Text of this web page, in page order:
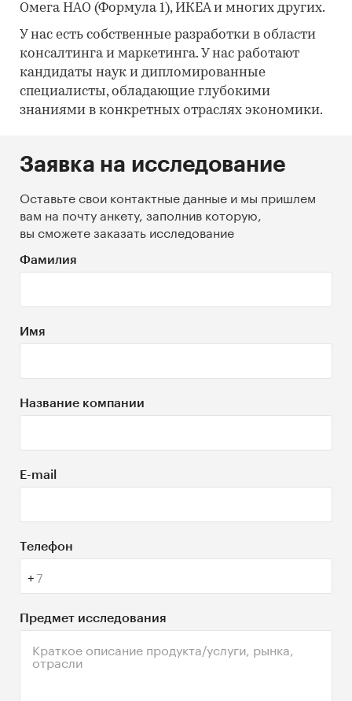
Омега НАО (Формула 1), ИКЕА и многих других.
У нас есть собственные разработки в области
консалтинга и маркетинга. У нас работают
кандидаты наук и дипломированные
специалисты, обладающие глубокими
знаниями в конкретных отраслях экономики.
Заявка на исследование
Оставьте свои контактные данные и мы пришлем
вам на почту анкету, заполнив которую,
вы сможете заказать исследование
Фамилия
Имя
Название компании
E-mail
Tелефон
Предмет исследования